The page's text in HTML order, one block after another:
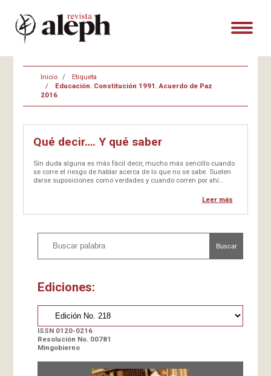
Inicio
Etiqueta
Educación. Constitución 1991. Acuerdo de Paz
2016
Qué decir…. Y qué saber
Sin duda alguna es más fácil decir, mucho más sencillo cuando
se corre el riesgo de hablar acerca de lo que no se sabe. Suelen
darse suposiciones como verdades y cuando corren por ahí
Leer más
Buscar
Ediciones:
ISSN 0120-0216
Resolución No. 00781
Mingobierno